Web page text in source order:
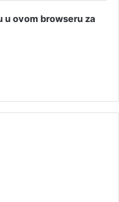
ovom browseru za